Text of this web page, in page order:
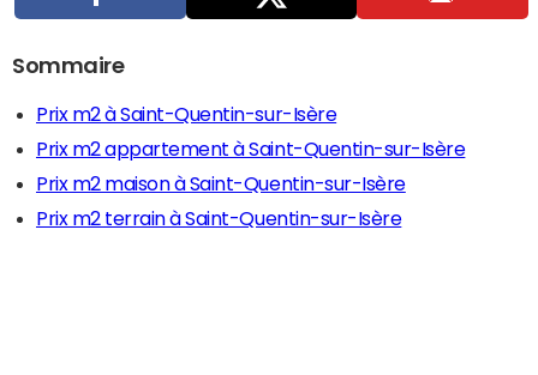
Sommaire
Prix m2 à Saint-Quentin-sur-Isère
Prix m2 appartement à Saint-Quentin-sur-Isère
Prix m2 maison à Saint-Quentin-sur-Isère
Prix m2 terrain à Saint-Quentin-sur-Isère